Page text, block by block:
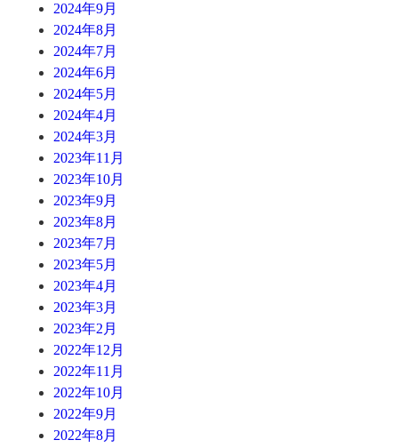
2024年9月
2024年8月
2024年7月
2024年6月
2024年5月
2024年4月
2024年3月
2023年11月
2023年10月
2023年9月
2023年8月
2023年7月
2023年5月
2023年4月
2023年3月
2023年2月
2022年12月
2022年11月
2022年10月
2022年9月
2022年8月